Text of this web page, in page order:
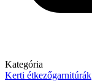
Kategória
Kerti étkezőgarnitúrák